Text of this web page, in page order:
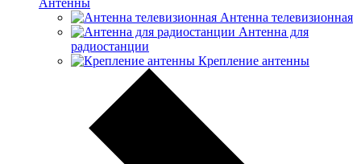
Антенна телевизионная
Антенна для
радиостанции
Крепление антенны